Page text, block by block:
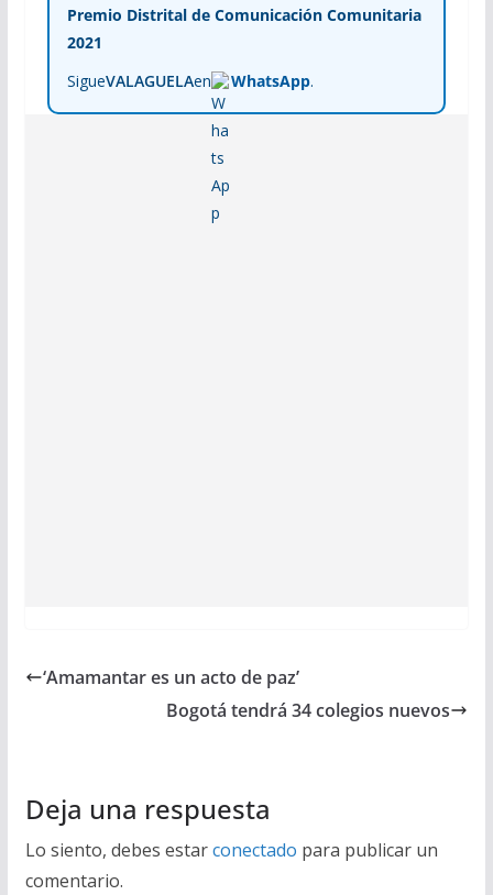
Premio Distrital de Comunicación Comunitaria
2021
SigueVALAGUELAen WhatsApp.
‘Amamantar es un acto de paz’
Bogotá tendrá 34 colegios nuevos
Deja una respuesta
Lo siento, debes estarconectado para publicar un
comentario.